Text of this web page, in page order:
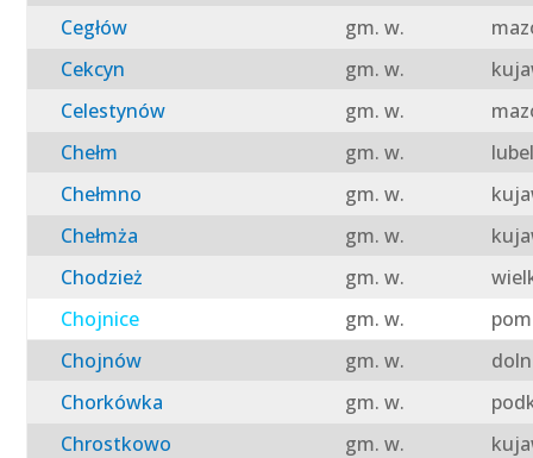
Cegłów
gm. w.
Cekcyn
gm. w.
Celestynów
gm. w.
Chełm
gm. w.
Chełmno
gm. w.
Chełmża
gm. w.
Chodzież
gm. w.
Chojnice
gm. w.
Chojnów
gm. w.
Chorkówka
gm. w.
Chrostkowo
gm. w.